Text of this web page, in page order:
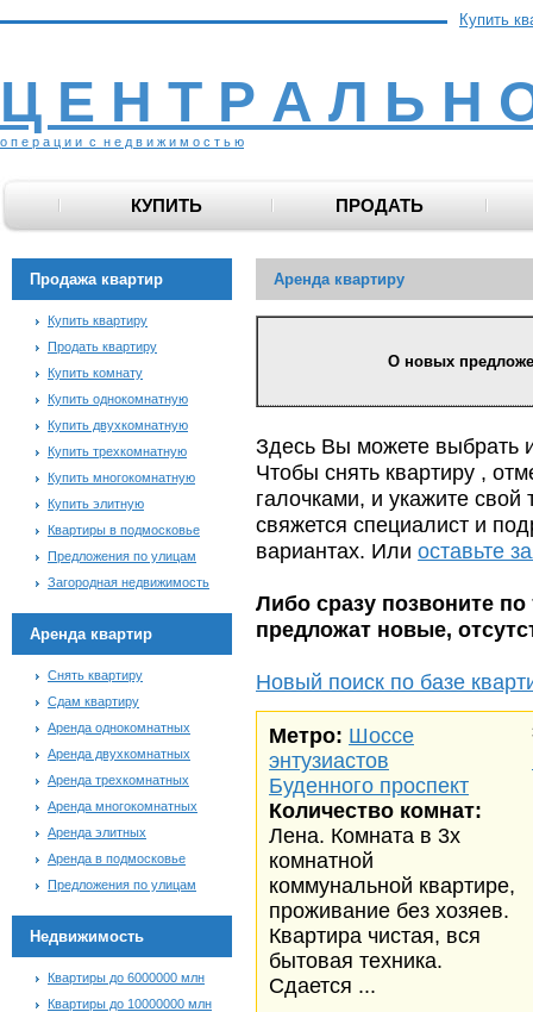
Купить
Ц Е Н Т Р А Л Ь Н
о п е р а ц и и с н е д в и ж и м о с т ь ю
КУПИТЬ ПРОДАТЬ
Продажа квартир
Купить квартиру
Продать квартиру
Купить комнату
Купить однокомнатную
Купить двухкомнатную
Купить трехкомнатную
Купить многокомнатную
Купить элитную
Квартиры в подмосковье
Предложения по улицам
Загородная недвижимость
Аренда квартир
Снять квартиру
Сдам квартиру
Аренда однокомнатных
Аренда двухкомнатных
Аренда трехкомнатных
Аренда многокомнатных
Аренда элитных
Аренда в подмосковье
Предложения по улицам
Недвижимость
Квартиры до 6000000 млн
Квартиры до 10000000 млн
Аренда квартиру
О новых
Здесь Вы можете выбрать
Чтобы снять квартиру ,
галочками, и укажите
свяжется специалист и
вариантах. Или оставьте
Либо сразу позвоните
предложат новые,
Новый поиск по базе
Метро: Шоссе
энтузиастов
Буденного проспект
Количество комнат:
Лена. Комната в 3х
комнатной
коммунальной квартире,
проживание без хозяев.
Квартира чистая, вся
бытовая техника.
Сдается ...